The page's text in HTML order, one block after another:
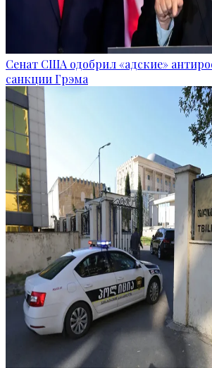
Сенат США одобрил «адские»
санкции Грэма